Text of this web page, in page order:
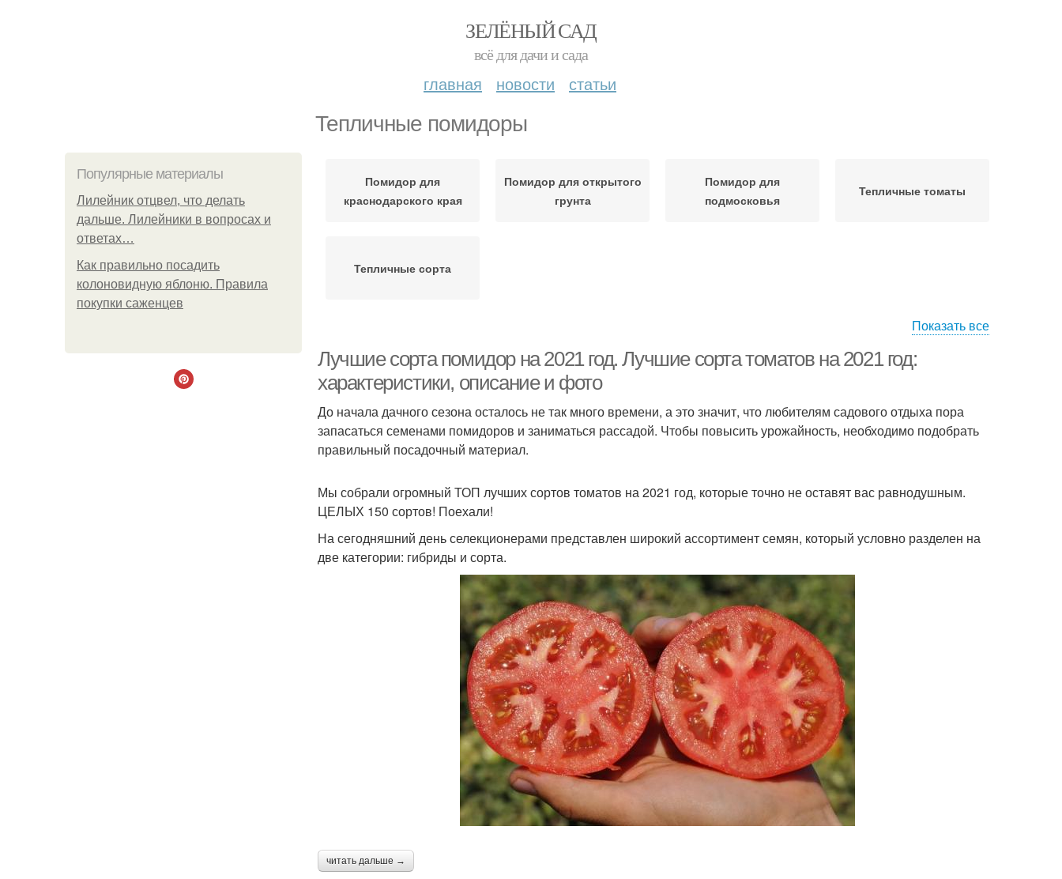
ЗЕЛЁНЫЙ САД
всё для дачи и сада
главная новости статьи
Тепличные помидоры
Популярные материалы
Лилейник отцвел, что делать
дальше. Лилейники в вопросах и
ответах…
Как правильно посадить
колоновидную яблоню. Правила
покупки саженцев
Помидор для
краснодарского края
Помидор для открытого
грунта
Помидор для
подмосковья
Тепличные томаты
Тепличные сорта
Показать все
Лучшие сорта помидор на 2021 год. Лучшие сорта томатов на 2021 год:
характеристики, описание и фото
До начала дачного сезона осталось не так много времени, а это значит, что любителям садового отдыха пора
запасаться семенами помидоров и заниматься рассадой. Чтобы повысить урожайность, необходимо подобрать
правильный посадочный материал.
Мы собрали огромный ТОП лучших сортов томатов на 2021 год, которые точно не оставят вас равнодушным.
ЦЕЛЫХ 150 сортов! Поехали!
На сегодняшний день селекционерами представлен широкий ассортимент семян, который условно разделен на
две категории: гибриды и сорта.
читать дальше →